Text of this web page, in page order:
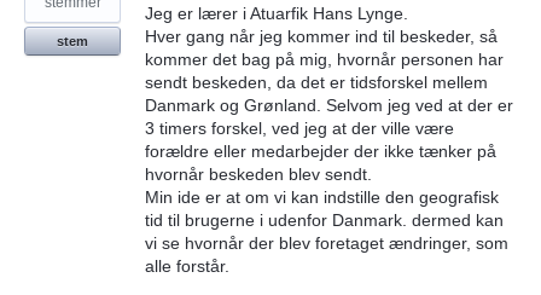
Jeg er lærer i Atuarfik Hans Lynge.
Hver gang når jeg kommer ind til beskeder, så
kommer det bag på mig, hvornår personen har
sendt beskeden, da det er tidsforskel mellem
Danmark og Grønland. Selvom jeg ved at der er
3 timers forskel, ved jeg at der ville være
forældre eller medarbejder der ikke tænker på
hvornår beskeden blev sendt.
Min ide er at om vi kan indstille den geografisk
tid til brugerne i udenfor Danmark. dermed kan
vi se hvornår der blev foretaget ændringer, som
alle forstår.
stem